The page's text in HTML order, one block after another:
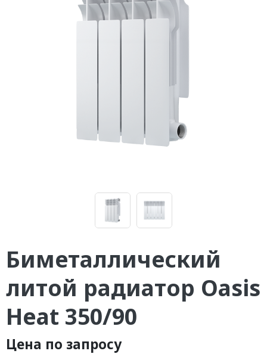
Биметаллический
литой радиатор Oasis
Heat 350/90
Цена по запросу